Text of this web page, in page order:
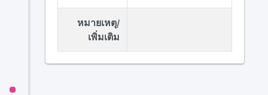
หมายเหตุ/
เพิ่มเติม